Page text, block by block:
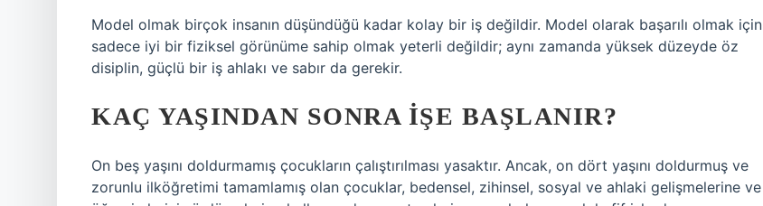
Model olmak birçok insanın düşündüğü kadar kolay bir iş değildir. Model olarak başarılı olmak için
sadece iyi bir fiziksel görünüme sahip olmak yeterli değildir; aynı zamanda yüksek düzeyde öz
disiplin, güçlü bir iş ahlakı ve sabır da gerekir.
KAÇ YAŞINDAN SONRA IŞE BAŞLANIR?
On beş yaşını doldurmamış çocukların çalıştırılması yasaktır. Ancak, on dört yaşını doldurmuş ve
zorunlu ilköğretimi tamamlamış olan çocuklar, bedensel, zihinsel, sosyal ve ahlaki gelişmelerine ve